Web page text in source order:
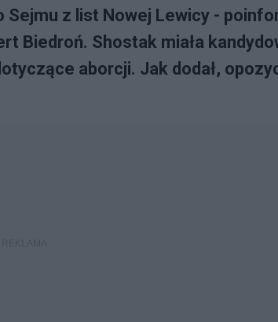
z list Nowej Lewicy -
Biedroń. Shostak miała
aborcji. Jak dodał,